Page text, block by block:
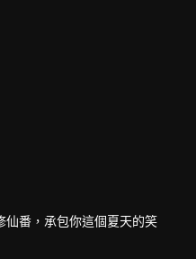
番，承包你這個夏天的笑